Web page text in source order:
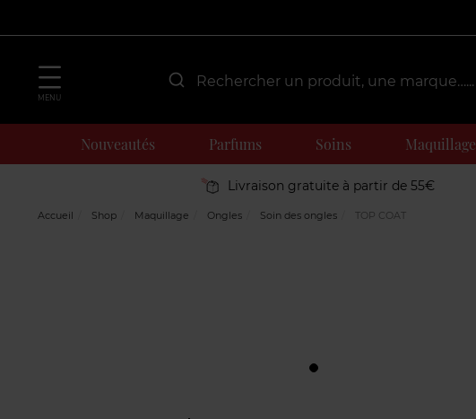
MENU
Nouveautés Parfums Soins Maquillage
Livraison gratuite à partir de 55€
Accueil Shop Maquillage Ongles Soin des ongles TOP COAT